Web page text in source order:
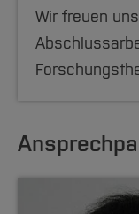
Wir freuen